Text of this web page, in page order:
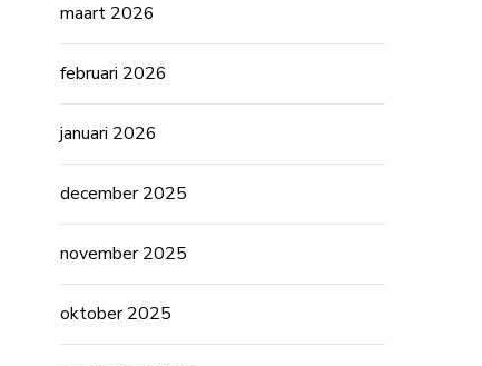
maart 2026
februari 2026
januari 2026
december 2025
november 2025
oktober 2025